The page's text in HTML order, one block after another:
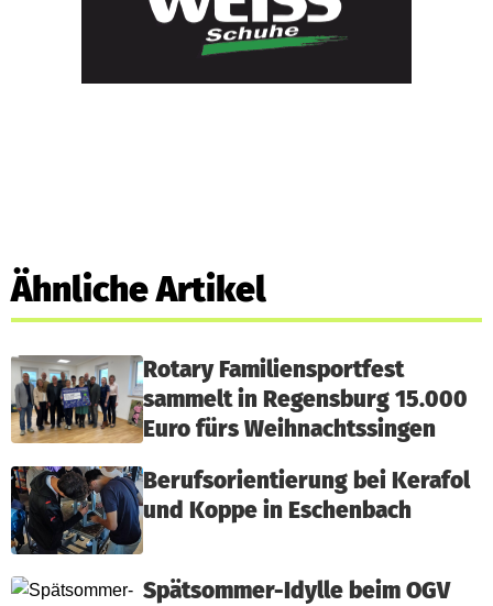
Ähnliche Artikel
Rotary Familiensportfest
sammelt in Regensburg 15.000
Euro fürs Weihnachtssingen
Berufsorientierung bei Kerafol
und Koppe in Eschenbach
Spätsommer-Idylle beim OGV